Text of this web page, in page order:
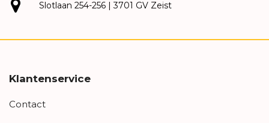
Slotlaan 254-256 | 3701 GV Zeist
Klantenservice
Contact